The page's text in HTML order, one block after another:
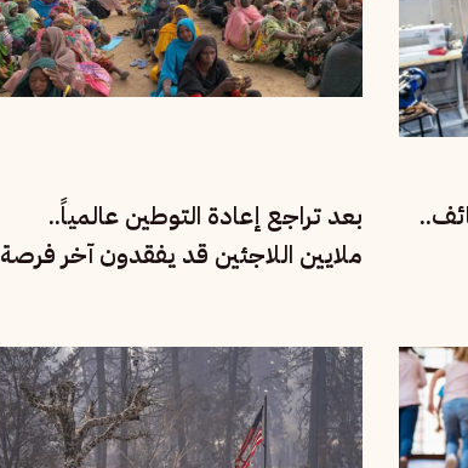
بعد تراجع إعادة التوطين عالمياً..
ملايين اللاجئين قد يفقدون آخر فرصة